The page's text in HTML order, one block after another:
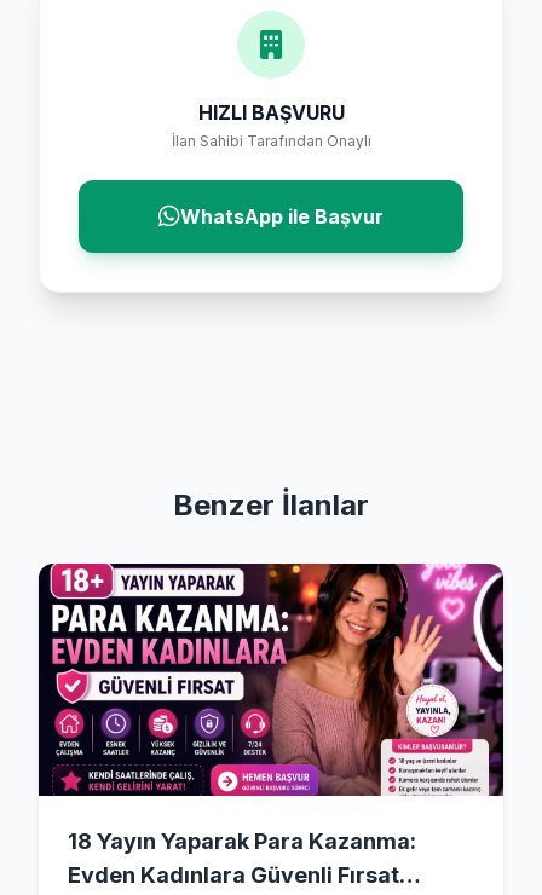
HIZLI BAŞVURU
İlan Sahibi Tarafından Onaylı
WhatsApp ile Başvur
Benzer İlanlar
18 Yayın Yaparak Para Kazanma:
Evden Kadınlara Güvenli Fırsat